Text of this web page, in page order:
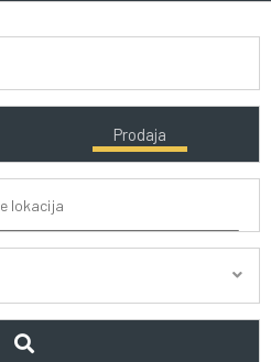
Prodaja